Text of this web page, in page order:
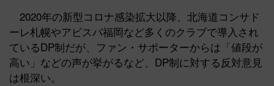
2020年の新型コロナ感染拡大以降、北海道コンサド
ーレ札幌やアビスパ福岡など多くのクラブで導入され
ているDP制だが、ファン・サポーターからは「値段が
高い」などの声が挙がるなど、DP制に対する反対意見
は根深い。